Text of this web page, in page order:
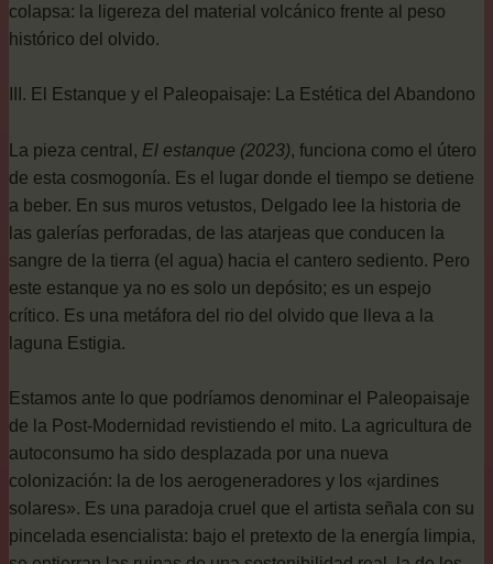
colapsa: la ligereza del material volcánico frente al peso
histórico del olvido.
III. El Estanque y el Paleopaisaje: La Estética del Abandono
La pieza central, El estanque (2023), funciona como el útero
de esta cosmogonía. Es el lugar donde el tiempo se detiene
a beber. En sus muros vetustos, Delgado lee la historia de
las galerías perforadas, de las atarjeas que conducen la
sangre de la tierra (el agua) hacia el cantero sediento. Pero
este estanque ya no es solo un depósito; es un espejo
crítico. Es una metáfora del rio del olvido que lleva a la
laguna Estigia.
Estamos ante lo que podríamos denominar el Paleopaisaje
de la Post-Modernidad revistiendo el mito. La agricultura de
autoconsumo ha sido desplazada por una nueva
colonización: la de los aerogeneradores y los «jardines
solares». Es una paradoja cruel que el artista señala con su
pincelada esencialista: bajo el pretexto de la energía limpia,